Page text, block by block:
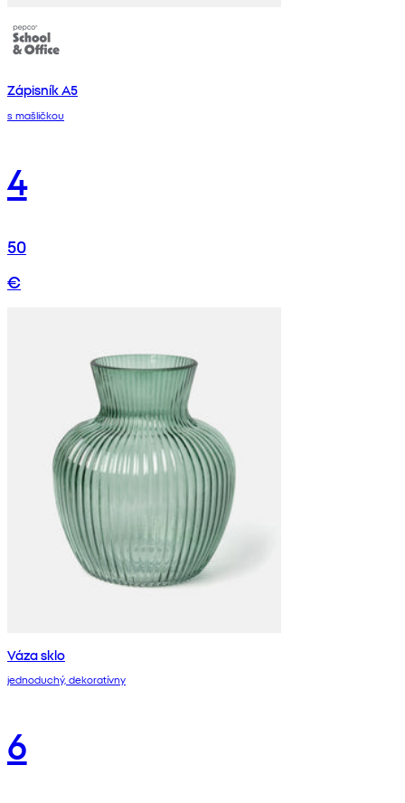
Zápisník A5
s mašličkou
4
50
€
Váza sklo
jednoduchý, dekoratívny
6